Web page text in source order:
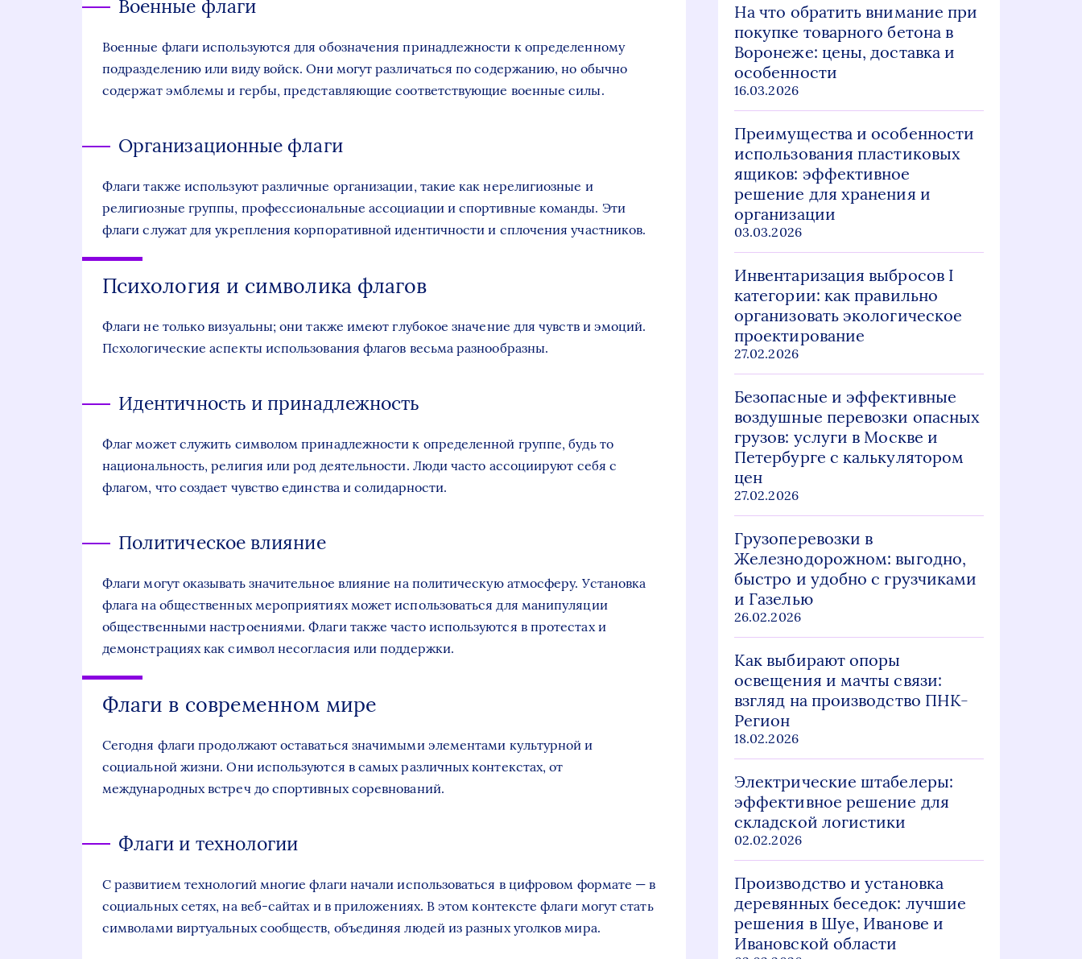
Военные флаги
Военные флаги используются для обозначения принадлежности к определенному
подразделению или виду войск. Они могут различаться по содержанию, но обычно
содержат эмблемы и гербы, представляющие соответствующие военные силы.
Организационные флаги
Флаги также используют различные организации, такие как нерелигиозные и
религиозные группы, профессиональные ассоциации и спортивные команды. Эти
флаги служат для укрепления корпоративной идентичности и сплочения участников.
Психология и символика флагов
Флаги не только визуальны; они также имеют глубокое значение для чувств и эмоций.
Псхологические аспекты использования флагов весьма разнообразны.
Идентичность и принадлежность
Флаг может служить символом принадлежности к определенной группе, будь то
национальность, религия или род деятельности. Люди часто ассоциируют себя с
флагом, что создает чувство единства и солидарности.
Политическое влияние
Флаги могут оказывать значительное влияние на политическую атмосферу. Установка
флага на общественных мероприятиях может использоваться для манипуляции
общественными настроениями. Флаги также часто используются в протестах и
демонстрациях как символ несогласия или поддержки.
Флаги в современном мире
Сегодня флаги продолжают оставаться значимыми элементами культурной и
социальной жизни. Они используются в самых различных контекстах, от
международных встреч до спортивных соревнований.
Флаги и технологии
С развитием технологий многие флаги начали использоваться в цифровом формате — в
социальных сетях, на веб-сайтах и в приложениях. В этом контексте флаги могут стать
символами виртуальных сообществ, объединяя людей из разных уголков мира.
На что обратить внимание при
покупке товарного бетона в
Воронеже: цены, доставка и
особенности
16.03.2026
Преимущества и особенности
использования пластиковых
ящиков: эффективное
решение для хранения и
организации
03.03.2026
Инвентаризация выбросов I
категории: как правильно
организовать экологическое
проектирование
27.02.2026
Безопасные и эффективные
воздушные перевозки опасных
грузов: услуги в Москве и
Петербурге с калькулятором
цен
27.02.2026
Грузоперевозки в
Железнодорожном: выгодно,
быстро и удобно с грузчиками
и Газелью
26.02.2026
Как выбирают опоры
освещения и мачты связи:
взгляд на производство ПНК-
Регион
18.02.2026
Электрические штабелеры:
эффективное решение для
складской логистики
02.02.2026
Производство и установка
деревянных беседок: лучшие
решения в Шуе, Иванове и
Ивановской области